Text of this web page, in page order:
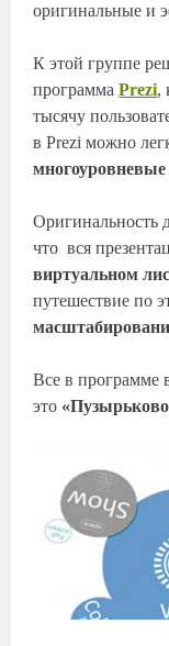
оригинальные и
К этой группе
программаPrezi,
тысячу
в Prezi можно
многоуровневые
Оригинальность
что вся
виртуальном
путешествие по
Все в программе
это